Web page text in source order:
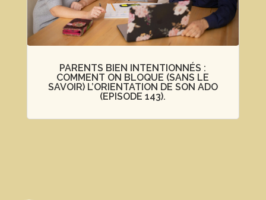
PARENTS BIEN INTENTIONNÉS :
COMMENT ON BLOQUE (SANS LE
SAVOIR) L’ORIENTATION DE SON ADO
(EPISODE 143).